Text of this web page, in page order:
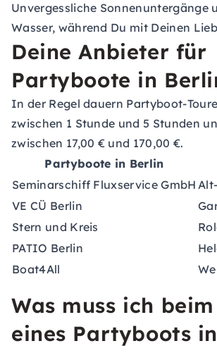
Unvergessliche Sonnenuntergänge
Wasser, während Du mit Deinen
Deine Anbieter für
Partyboote in
In der Regel dauern Partyboot-
zwischen 1 Stunde und 5 Stunden
zwischen 17,00 € und 170,00 €.
Partyboote in Berlin
Seminarschiff Fluxservice GmbH
VE CÜ Berlin
Stern und Kreis
PATIO Berlin
Boat4All
Was muss ich
eines Partyboots